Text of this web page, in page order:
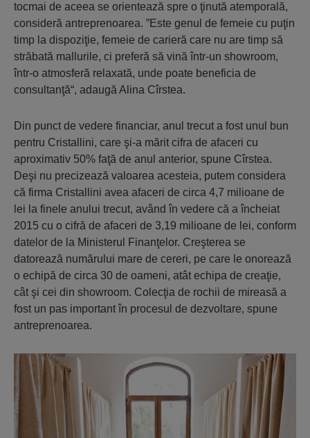
tocmai de aceea se orientează spre o ţinută atemporală,
consideră antreprenoarea. ”Este genul de femeie cu puţin
timp la dispoziţie, femeie de carieră care nu are timp să
străbată mallurile, ci preferă să vină într-un showroom,
într-o atmosferă relaxată, unde poate beneficia de
consultanţă“, adaugă Alina Cîrstea.
Din punct de vedere financiar, anul trecut a fost unul bun
pentru Cristallini, care şi-a mărit cifra de afaceri cu
aproximativ 50% faţă de anul anterior, spune Cîrstea.
Deşi nu precizează valoarea acesteia, putem considera
că firma Cristallini avea afaceri de circa 4,7 milioane de
lei la finele anului trecut, având în vedere că a încheiat
2015 cu o cifră de afaceri de 3,19 milioane de lei, conform
datelor de la Ministerul Finanţelor. Creşterea se
datorează numărului mare de cereri, pe care le onorează
o echipă de circa 30 de oameni, atât echipa de creaţie,
cât şi cei din showroom. Colecţia de rochii de mireasă a
fost un pas important în procesul de dezvoltare, spune
antreprenoarea.